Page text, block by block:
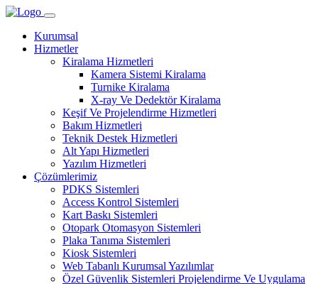
Kurumsal
Hizmetler
Kiralama Hizmetleri
Kamera Sistemi Kiralama
Turnike Kiralama
X-ray Ve Dedektör Kiralama
Keşif Ve Projelendirme Hizmetleri
Bakım Hizmetleri
Teknik Destek Hizmetleri
Alt Yapı Hizmetleri
Yazılım Hizmetleri
Çözümlerimiz
PDKS Sistemleri
Access Kontrol Sistemleri
Kart Baskı Sistemleri
Otopark Otomasyon Sistemleri
Plaka Tanıma Sistemleri
Kiosk Sistemleri
Web Tabanlı Kurumsal Yazılımlar
Özel Güvenlik Sistemleri Projelendirme Ve Uygulama